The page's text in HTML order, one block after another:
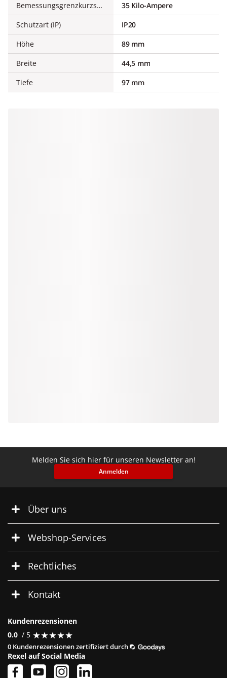
Bemessungsgrenzkurzschlussausschaltstrom Icu bei 400 V, AC
35 Kilo-Ampere
Schutzart (IP)
IP20
Höhe
89 mm
Breite
44,5 mm
Tiefe
97 mm
Melden Sie sich hier für unseren Newsletter an!
Anmelden
Über uns
Webshop-Services
Rechtliches
Kontakt
Kundenrezensionen
0.0 / 5 ★★★★★
★★★★★
0 Kundenrezensionen zertifiziert durch
Rexel auf Social Media